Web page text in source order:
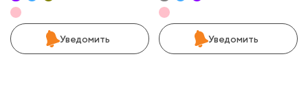
Уведомить Уведомить